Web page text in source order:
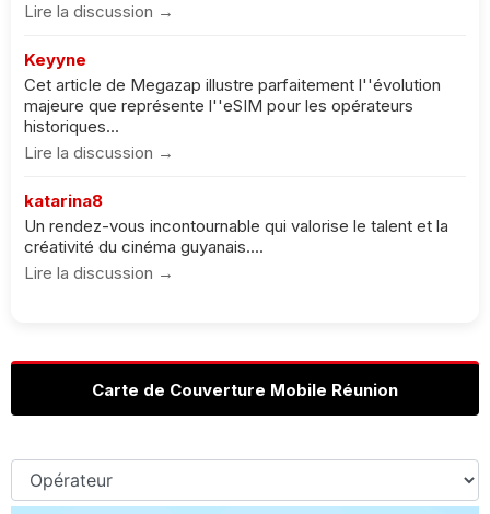
Lire la discussion →
Keyyne
Cet article de Megazap illustre parfaitement l''évolution
majeure que représente l''eSIM pour les opérateurs
historiques...
Lire la discussion →
katarina8
Un rendez-vous incontournable qui valorise le talent et la
créativité du cinéma guyanais....
Lire la discussion →
Carte de Couverture Mobile Réunion